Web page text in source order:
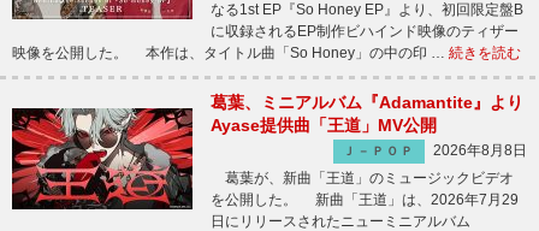
なる1st EP『So Honey EP』より、初回限定盤B
に収録されるEP制作ビハインド映像のティザー
映像を公開した。 本作は、タイトル曲「So Honey」の中の印 … 続きを読む
葛葉、ミニアルバム『Adamantite』より
Ayase提供曲「王道」MV公開
Ｊ－ＰＯＰ
2026年8月8日
葛葉が、新曲「王道」のミュージックビデオ
を公開した。 新曲「王道」は、2026年7月29
日にリリースされたニューミニアルバム